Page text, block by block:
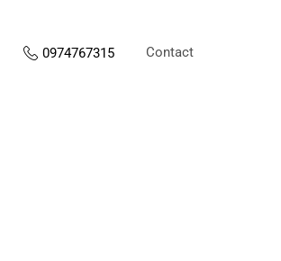
0974767315 Contact